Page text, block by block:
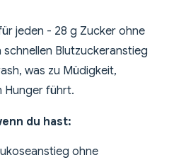
jeden - 28 g Zucker ohne
Blutzuckeranstieg
was zu Müdigkeit,
Hunger führt.
du hast:
ohne